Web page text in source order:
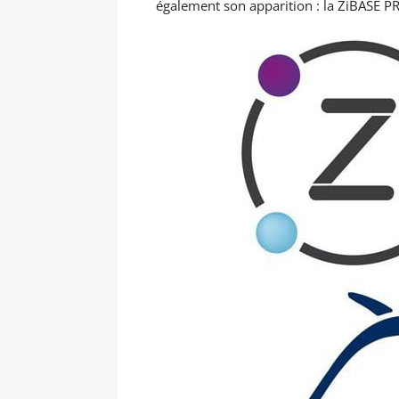
également son apparition : la ZiBASE